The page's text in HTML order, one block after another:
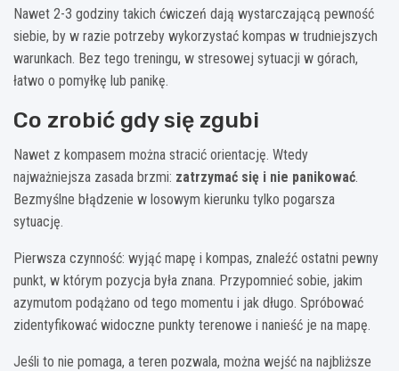
Nawet 2-3 godziny takich ćwiczeń dają wystarczającą pewność
siebie, by w razie potrzeby wykorzystać kompas w trudniejszych
warunkach. Bez tego treningu, w stresowej sytuacji w górach,
łatwo o pomyłkę lub panikę.
Co zrobić gdy się zgubi
Nawet z kompasem można stracić orientację. Wtedy
najważniejsza zasada brzmi: zatrzymać się i nie panikować.
Bezmyślne błądzenie w losowym kierunku tylko pogarsza
sytuację.
Pierwsza czynność: wyjąć mapę i kompas, znaleźć ostatni pewny
punkt, w którym pozycja była znana. Przypomnieć sobie, jakim
azymutom podążano od tego momentu i jak długo. Spróbować
zidentyfikować widoczne punkty terenowe i nanieść je na mapę.
Jeśli to nie pomaga, a teren pozwala, można wejść na najbliższe